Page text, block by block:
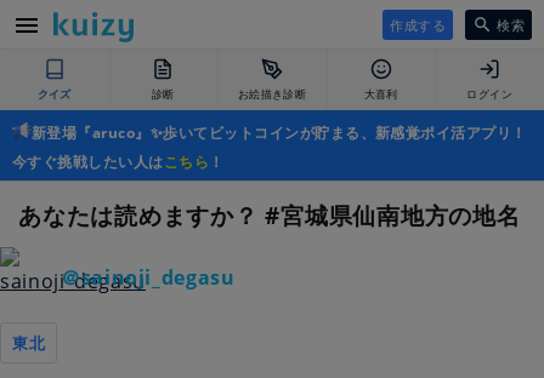
作成する 検索
クイズ 診断 お絵描き診断 大喜利 ログイン
新登場『aruco』✨歩いてビットコインが貯まる、新感覚ポイ活アプリ！
今すぐ挑戦したい人はこちら ！
あなたは読めますか？ #宮城県仙南地方の地名
＠sainoji_degasu
東北